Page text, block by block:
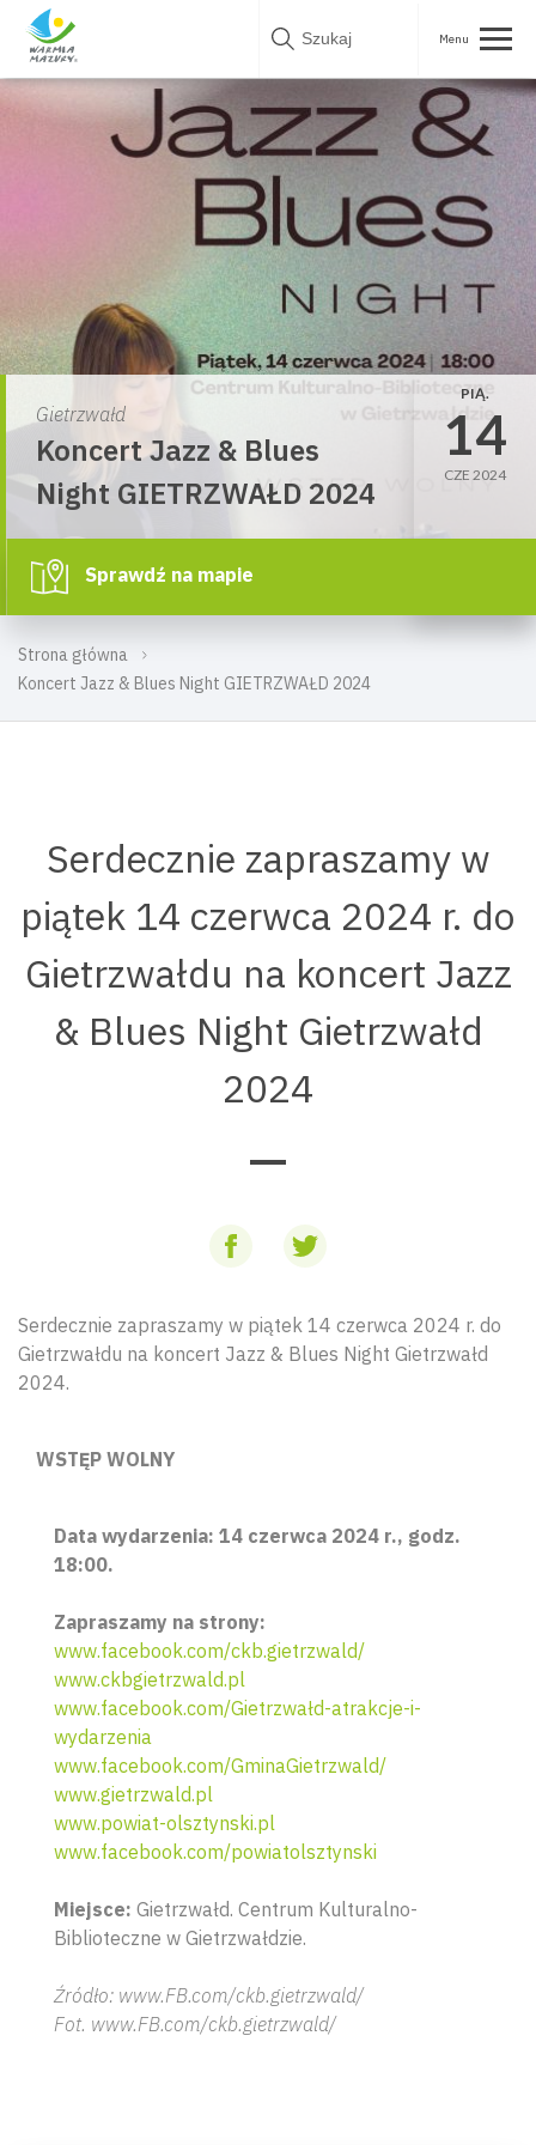
Skip
Strona główna
Koncert Jazz & Blues Night GIETRZWAŁD 2024
Gietrzwałd
Koncert Jazz & Blues
Night GIETRZWAŁD 2024
PIĄ.
14
CZE 2024
Sprawdź na mapie
Serdecznie zapraszamy w
piątek 14 czerwca 2024 r. do
Gietrzwałdu na koncert Jazz
& Blues Night Gietrzwałd
2024
Serdecznie zapraszamy w piątek 14 czerwca 2024 r. do
Gietrzwałdu na koncert Jazz & Blues Night Gietrzwałd
2024.
WSTĘP WOLNY
Data wydarzenia: 14 czerwca 2024 r., godz.
18:00.
Zapraszamy na strony:
www.facebook.com/ckb.gietrzwald/
www.ckbgietrzwald.pl
www.facebook.com/Gietrzwałd-atrakcje-i-
wydarzenia
www.facebook.com/GminaGietrzwald/
www.gietrzwald.pl
www.powiat-olsztynski.pl
www.facebook.com/powiatolsztynski
Miejsce: Gietrzwałd. Centrum Kulturalno-
Biblioteczne w Gietrzwałdzie.
Źródło: www.FB.com/ckb.gietrzwald/
Fot. www.FB.com/ckb.gietrzwald/